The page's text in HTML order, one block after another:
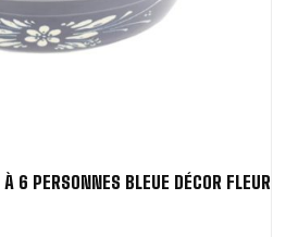
6 PERSONNES BLEUE DÉCOR FLEUR